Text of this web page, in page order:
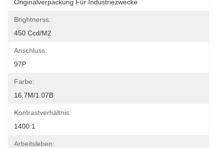
Originalverpackung Für Industriezwecke
Brightnerss:
450 Ccd/m2
Anschluss:
97P
Farbe:
16.7M/1.07B
Kontrastverhältnis:
1400:1
Arbeitsleben: